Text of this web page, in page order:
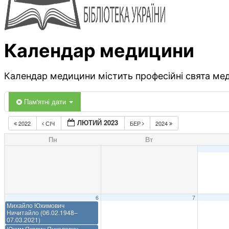
Календар медицини
Календар медицини містить професійні свята
Пам'ятні дати
2022 СІЧ ЛЮТИЙ 2023 БЕР 2024
Пн Вт
6
Михайло Юхимович
Ничитайло (06.02.1948–
07.03.2021)
7